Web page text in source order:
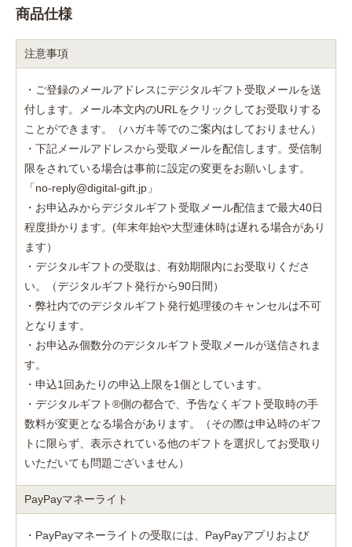
商品仕様
注意事項
・ご登録のメールアドレスにデジタルギフト受取メールを送
付します。メール本文内のURLをクリックしてお受取りする
ことができます。（ハガキ等でのご案内はしておりません）
・下記メールアドレスから受取メールを配信します。受信制
限をされている場合は事前に設定の変更をお願いします。
「no-reply@digital-gift.jp」
・お申込みからデジタルギフト受取メール配信まで最大40日
程度掛かります。(年末年始や大型連休時は遅れる場合があり
ます）
・デジタルギフトの受取は、有効期限内にお受取りくださ
い。（デジタルギフト発行から90日間）
・弊社内でのデジタルギフト発行処理後のキャンセルは不可
となります。
・お申込み個数分のデジタルギフト受取メールが送信されま
す。
・申込1回あたりの申込上限を1個としています。
・デジタルギフト®側の都合で、予告なくギフト受取時の手
数料が変更となる場合があります。（その際は申込時のギフ
トに限らず、表示されている他のギフトを選択してお受取り
いただいても問題ございません）
PayPayマネーライト
・PayPayマネーライトの受取には、PayPayアプリおよび